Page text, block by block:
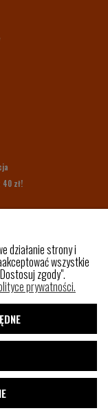
zł!
działanie strony i
wszystkie
zgody".
prywatności.